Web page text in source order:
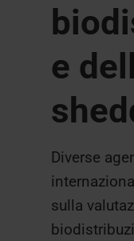
e
Diverse
sulla